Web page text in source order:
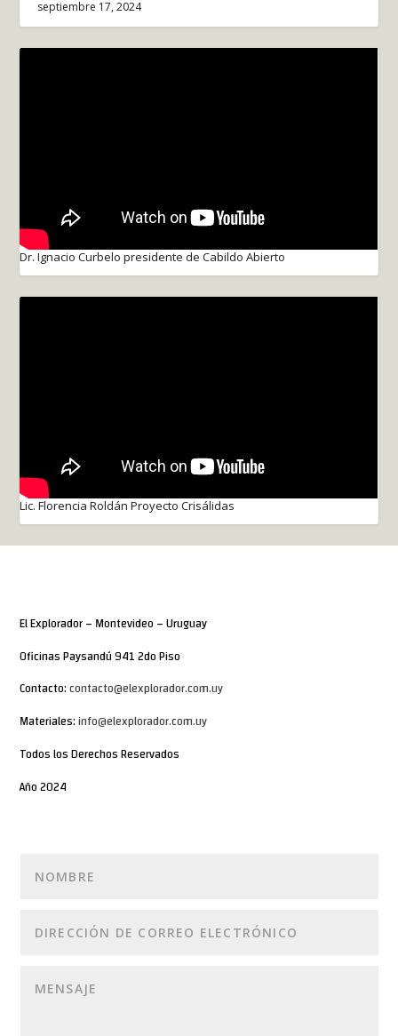
septiembre 17, 2024
Dr. Ignacio Curbelo presidente de Cabildo Abierto
Lic. Florencia Roldán Proyecto Crisálidas
El Explorador – Montevideo – Uruguay
Oficinas Paysandú 941 2do Piso
Contacto:contacto@elexplorador.com.uy
Materiales:info@elexplorador.com.uy
Todos los Derechos Reservados
Año 2024